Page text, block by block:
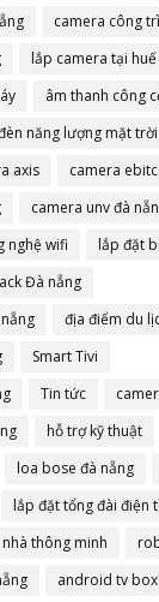
camera công
lắp camera tại huế
âm thanh công
năng lượng mặt
axis
camera
camera unv đà
nghệ wifi
lắp đặt
Đà nẵng
địa điểm du
Smart Tivi
Tin tức
hỗ trợ kỹ thuật
loa bose đà nẵng
lắp đặt tổng đài điện
nhà thông minh
android tv box